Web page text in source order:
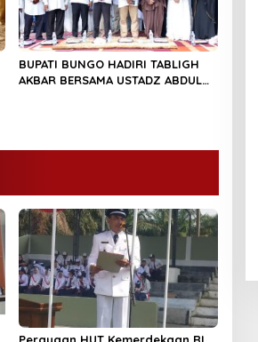
BUPATI BUNGO HADIRI TABLIGH
AKBAR BERSAMA USTADZ ABDUL